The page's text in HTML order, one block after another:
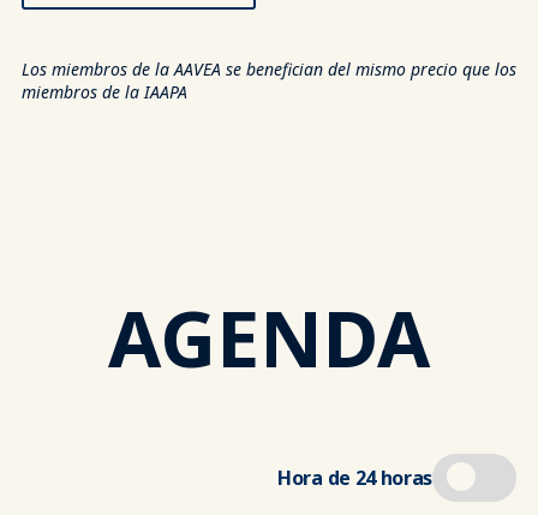
Los miembros de la AAVEA se benefician del mismo precio que los
miembros de la IAAPA
AGENDA
Hora de 24 horas